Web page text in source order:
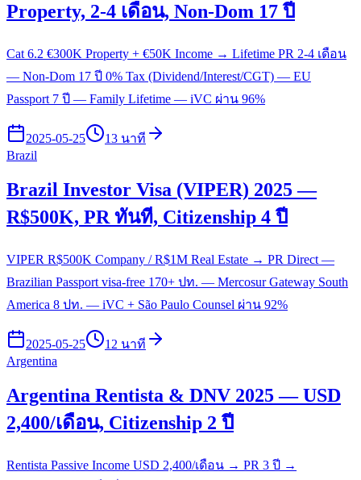
Property, 2-4 เดือน, Non-Dom 17 ปี
Cat 6.2 €300K Property + €50K Income → Lifetime PR 2-4 เดือน
— Non-Dom 17 ปี 0% Tax (Dividend/Interest/CGT) — EU
Passport 7 ปี — Family Lifetime — iVC ผ่าน 96%
2025-05-25
13 นาที
Brazil
Brazil Investor Visa (VIPER) 2025 —
R$500K, PR ทันที, Citizenship 4 ปี
VIPER R$500K Company / R$1M Real Estate → PR Direct —
Brazilian Passport visa-free 170+ ปท. — Mercosur Gateway South
America 8 ปท. — iVC + São Paulo Counsel ผ่าน 92%
2025-05-25
12 นาที
Argentina
Argentina Rentista & DNV 2025 — USD
2,400/เดือน, Citizenship 2 ปี
Rentista Passive Income USD 2,400/เดือน → PR 3 ปี →